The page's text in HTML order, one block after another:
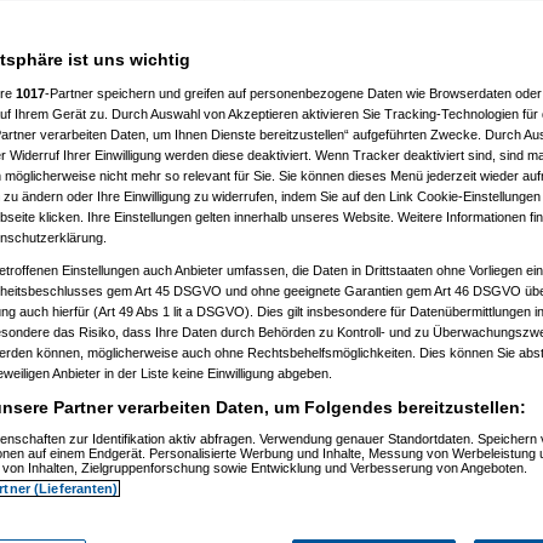
10:52:44)
11:01:21)
11:27:44)
14:15:42)
14:17:28)
am 15.01.2007, 12:42:30)
10:55:38)
11:02:48)
11:17:13)
11:30:04)
11:35:10)
08:06:40)
08:19:08)
resetam 15.01.2007, 13:35:59)
(resetam 16.01.2007, 09:21:51)
(Flipam 16.01.2007, 21:40:15)
15.01.2007, 16:49:41)
am 15.01.2007, 17:34:16)
(Flipam 15.01.2007, 21:31:36)
ist uns wichtig
1017-Partner speichern und greifen auf personenbezogene Daten wie Browserdaten
Ihrem Gerät zu. Durch Auswahl von Akzeptieren aktivieren Sie Tracking-Technologien für
verarbeiten Daten, um Ihnen Dienste bereitzustellen“ aufgeführten Zwecke. Durch
Widerruf Ihrer Einwilligung werden diese deaktiviert. Wenn Tracker deaktiviert sind, sind
möglicherweise nicht mehr so relevant für Sie. Sie können dieses Menü jederzeit wieder
zu ändern oder Ihre Einwilligung zu widerrufen, indem Sie auf den Link Cookie-
klicken. Ihre Einstellungen gelten innerhalb unseres Website. Weitere Informationen
Einstellungen auch Anbieter umfassen, die Daten in Drittstaaten ohne Vorliegen
gem Art 45 DSGVO und ohne geeignete Garantien gem Art 46 DSGVO
auch hierfür (Art 49 Abs 1 lit a DSGVO). Dies gilt insbesondere für Datenübermittlungen
das Risiko, dass Ihre Daten durch Behörden zu Kontroll- und zu
können, möglicherweise auch ohne Rechtsbehelfsmöglichkeiten. Dies können Sie
Anbieter in der Liste keine Einwilligung abgeben.
Partner verarbeiten Daten, um Folgendes bereitzustellen:
zur Identifikation aktiv abfragen. Verwendung genauer Standortdaten. Speichern
auf einem Endgerät. Personalisierte Werbung und Inhalte, Messung von Werbeleistung
Inhalten, Zielgruppenforschung sowie Entwicklung und Verbesserung von Angeboten.
(Lieferanten)